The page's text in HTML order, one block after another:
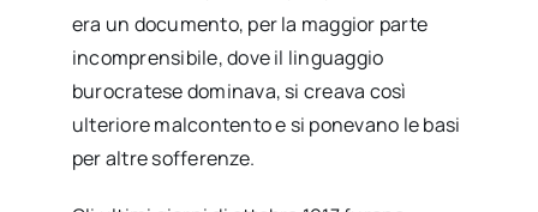
era un documento, per la maggior parte
incomprensibile, dove il linguaggio
burocratese dominava, si creava così
ulteriore malcontento e si ponevano le basi
per altre sofferenze.